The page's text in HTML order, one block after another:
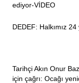
ediyor-VİDEO
DEDEF: Halkımız 24
Tarihçi Akın Onur
için çağrı: Ocağı